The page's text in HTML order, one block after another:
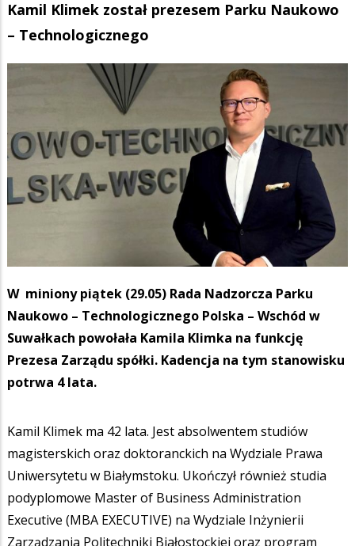
Kamil Klimek został prezesem Parku Naukowo
– Technologicznego
W miniony piątek (29.05) Rada Nadzorcza Parku
Naukowo – Technologicznego Polska – Wschód w
Suwałkach powołała Kamila Klimka na funkcję
Prezesa Zarządu spółki. Kadencja na tym stanowisku
potrwa 4 lata.
Kamil Klimek ma 42 lata. Jest absolwentem studiów
magisterskich oraz doktoranckich na Wydziale Prawa
Uniwersytetu w Białymstoku. Ukończył również studia
podyplomowe Master of Business Administration
Executive (MBA EXECUTIVE) na Wydziale Inżynierii
Zarządzania Politechniki Białostockiej oraz program